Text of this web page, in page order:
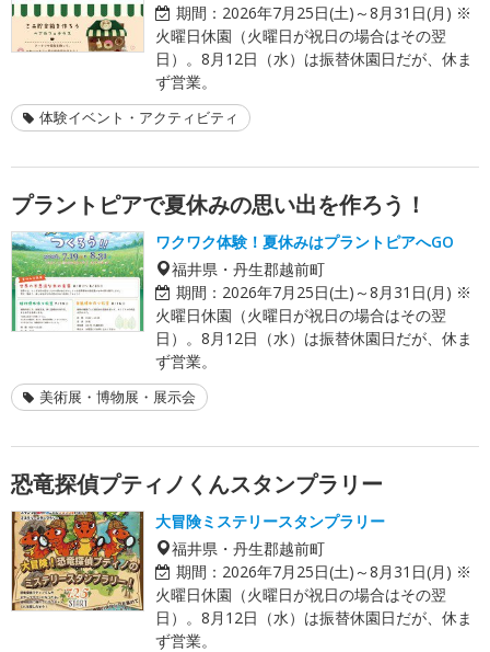
期間： 2026年7月25日(土)～8月31日(月) ※
火曜日休園（火曜日が祝日の場合はその翌
日）。8月12日（水）は振替休園日だが、休ま
ず営業。
体験イベント・アクティビティ
プラントピアで夏休みの思い出を作ろう！
ワクワク体験！夏休みはプラントピアへGO
福井県・丹生郡越前町
期間： 2026年7月25日(土)～8月31日(月) ※
火曜日休園（火曜日が祝日の場合はその翌
日）。8月12日（水）は振替休園日だが、休ま
ず営業。
美術展・博物展・展示会
恐竜探偵プティノくんスタンプラリー
大冒険ミステリースタンプラリー
福井県・丹生郡越前町
期間： 2026年7月25日(土)～8月31日(月) ※
火曜日休園（火曜日が祝日の場合はその翌
日）。8月12日（水）は振替休園日だが、休ま
ず営業。